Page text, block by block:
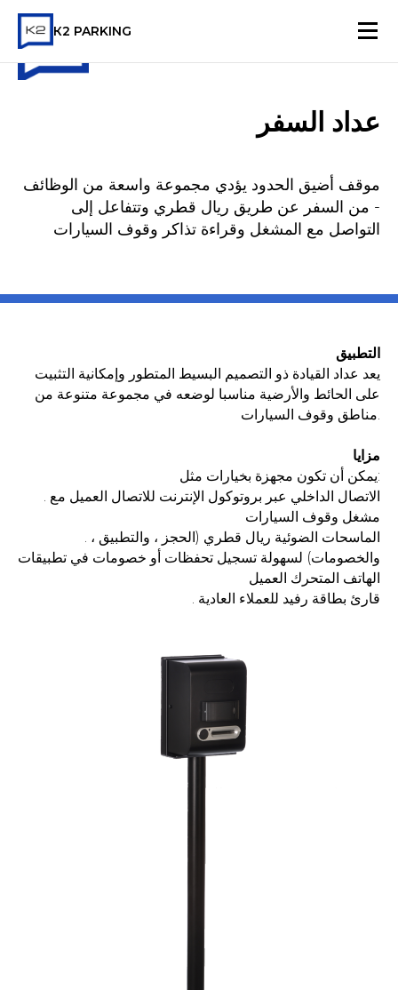
К2 PARKING
عداد السفر
موقف أضيق الحدود يؤدي مجموعة واسعة من الوظائف
- من السفر عن طريق ريال قطري وتتفاعل إلى
التواصل مع المشغل وقراءة تذاكر وقوف السيارات
التطبيق
يعد عداد القيادة ذو التصميم البسيط المتطور وإمكانية التثبيت
على الحائط والأرضية مناسبا لوضعه في مجموعة متنوعة من
مناطق وقوف السيارات.
مزايا
يمكن أن تكون مجهزة بخيارات مثل:
. الاتصال الداخلي عبر بروتوكول الإنترنت للاتصال العميل مع
مشغل وقوف السيارات
. الماسحات الضوئية ريال قطري (الحجز ، والتطبيق ،
والخصومات) لسهولة تسجيل تحفظات أو خصومات في تطبيقات
الهاتف المتحرك العميل
. قارئ بطاقة رفيد للعملاء العادية